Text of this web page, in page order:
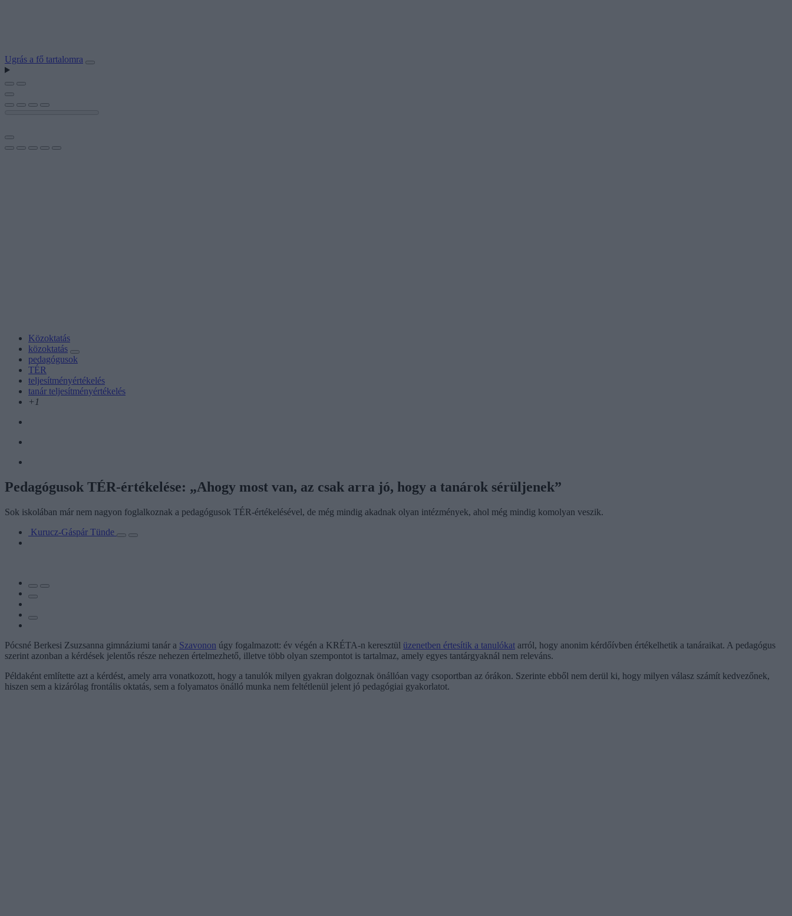
Ugrás a fő tartalomra
Közoktatás
közoktatás
pedagógusok
TÉR
teljesítményértékelés
tanár teljesítményértékelés
+1
Pedagógusok TÉR-értékelése: „Ahogy most van, az csak arra jó, hogy a tanárok sérüljenek”
Sok iskolában már nem nagyon foglalkoznak a pedagógusok TÉR-értékelésével, de még mindig akadnak olyan intézmények, ahol még mindig komolyan veszik.
Kurucz-Gáspár Tünde
Pócsné Berkesi Zsuzsanna gimnáziumi tanár a Szavonon úgy fogalmazott: év végén a KRÉTA-n keresztül üzenetben értesítik a tanulókat arról, hogy anonim kérdőívben értékelhetik a tanáraikat. A pedagógus
szerint azonban a kérdések jelentős része nehezen értelmezhető, illetve több olyan szempontot is tartalmaz, amely egyes tantárgyaknál nem releváns.
Példaként említette azt a kérdést, amely arra vonatkozott, hogy a tanulók milyen gyakran dolgoznak önállóan vagy csoportban az órákon. Szerinte ebből nem derül ki, hogy milyen válasz számít kedvezőnek,
hiszen sem a kizárólag frontális oktatás, sem a folyamatos önálló munka nem feltétlenül jelent jó pedagógiai gyakorlatot.